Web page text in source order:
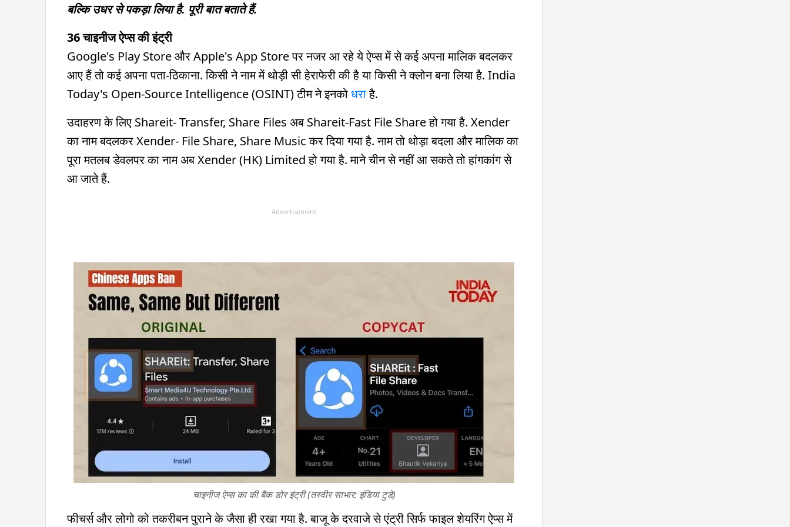
बल्कि उधर से पकड़ा लिया है. पूरी बात बताते हैं.
36 चाइनीज ऐप्स की इंट्री
Google's Play Store और Apple's App Store पर नजर आ रहे ये ऐप्स में से कई अपना मालिक बदलकर
आए हैं तो कई अपना पता-ठिकाना. किसी ने नाम में थोड़ी सी हेराफेरी की है या किसी ने क्लोन बना लिया है. India
Today's Open-Source Intelligence (OSINT) टीम ने इनकोधराहै.
उदाहरण के लिए Shareit- Transfer, Share Files अब Shareit-Fast File Share हो गया है. Xender
का नाम बदलकर Xender- File Share, Share Music कर दिया गया है. नाम तो थोड़ा बदला और मालिक का
पूरा मतलब डेवलपर का नाम अब Xender (HK) Limited हो गया है. माने चीन से नहीं आ सकते तो हांगकांग से
आ जाते हैं.
Advertisement
चाइनीज ऐप्स का की बैक डोर इंट्री (तस्वीर साभार: इंडिया टुडे)
फीचर्स और लोगो को तकरीबन पुराने के जैसा ही रखा गया है. बाजू के दरवाजे से एंट्री सिर्फ फाइल शेयरिंग ऐप्स में